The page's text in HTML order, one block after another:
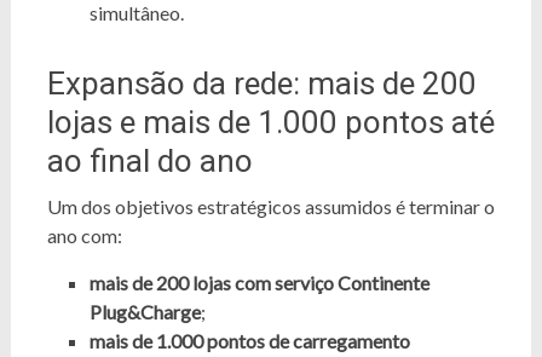
simultâneo.
Expansão da rede: mais de 200
lojas e mais de 1.000 pontos até
ao final do ano
Um dos objetivos estratégicos assumidos é terminar o
ano com:
mais de 200 lojas com serviço Continente
Plug&Charge;
mais de 1.000 pontos de carregamento